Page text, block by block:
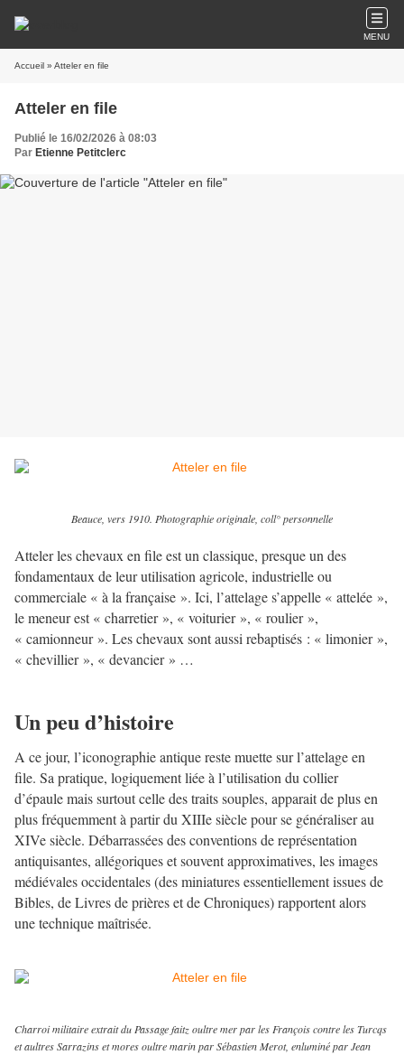
MENU
Accueil » Atteler en file
Atteler en file
Publié le 16/02/2026 à 08:03
Par Etienne Petitclerc
Beauce, vers 1910. Photographie originale, coll° personnelle
Atteler les chevaux en file est un classique, presque un des
fondamentaux de leur utilisation agricole, industrielle ou
commerciale « à la française ». Ici, l’attelage s’appelle « attelée »,
le meneur est « charretier », « voiturier », « roulier »,
« camionneur ». Les chevaux sont aussi rebaptisés : « limonier »,
« chevillier », « devancier » …
Un peu d’histoire
A ce jour, l’iconographie antique reste muette sur l’attelage en
file. Sa pratique, logiquement liée à l’utilisation du collier
d’épaule mais surtout celle des traits souples, apparait de plus en
plus fréquemment à partir du XIIIe siècle pour se généraliser au
XIVe siècle. Débarrassées des conventions de représentation
antiquisantes, allégoriques et souvent approximatives, les images
médiévales occidentales (des miniatures essentiellement issues de
Bibles, de Livres de prières et de Chroniques) rapportent alors
une technique maîtrisée.
Charroi militaire extrait du Passage faitz oultre mer par les François contre les Turcqs
et aultres Sarrazins et mores oultre marin par Sébastien Merot, enluminé par Jean